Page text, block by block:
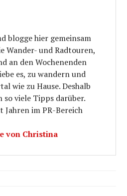
blogge hier gemeinsam
Wander- und Radtouren,
an den Wochenenden
es, zu wandern und
wie zu Hause. Deshalb
so viele Tipps darüber.
Jahren im PR-Bereich
von Christina